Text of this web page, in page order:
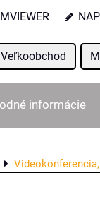
Veľkoobchod
informácie